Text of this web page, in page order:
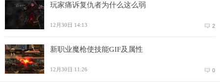
玩家痛诉复仇者为什么这么弱
12月30日 14:13 2
新职业魔枪使技能GIF及属性
12月30日 11:26 0